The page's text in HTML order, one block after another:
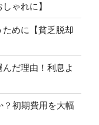
ゃれに】
めに【貧乏脱却
だ理由！利息よ
？初期費用を大幅